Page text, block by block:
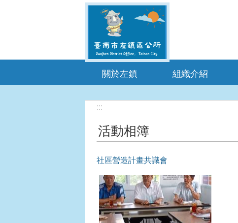
關於左鎮 組織介紹
:::
活動相簿
社區營造計畫共識會